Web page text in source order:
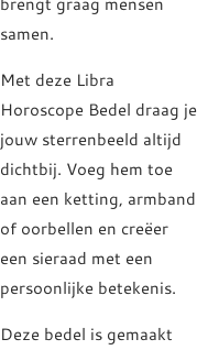
samen.
Met deze Libra
Horoscope Bedel draag je
jouw sterrenbeeld altijd
dichtbij. Voeg hem toe
aan een ketting, armband
of oorbellen en creëer
een sieraad met een
persoonlijke betekenis.
Deze bedel is gemaakt